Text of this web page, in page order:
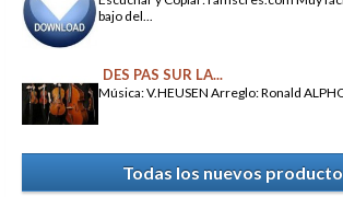
bajo del...
DES PAS SUR LA...
Música: V.HEUSEN Arreglo: Ronald
Todas los nuevos